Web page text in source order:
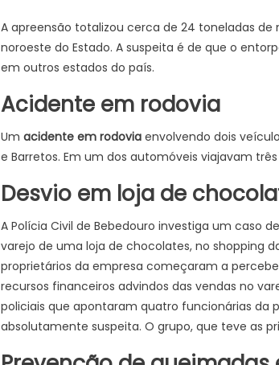
A apreensão totalizou cerca de 24 toneladas
noroeste do Estado. A suspeita é de que o
em outros estados do país.
Acidente em rodovia
Um acidente em rodoviaenvolvendo dois
e Barretos. Em um dos automóveis viajavam
Desvio em loja de
A Polícia Civil de Bebedouro investiga um caso
varejo de uma loja de chocolates, no shopping
proprietários da empresa começaram a
recursos financeiros advindos das vendas no
policiais que apontaram quatro funcionárias da
absolutamente suspeita. O grupo, que teve as